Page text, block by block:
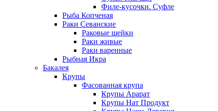
Филе-кусочки. Суфле
Рыба Копченая
Раки Севанские
Раковые шейки
Раки живые
Раки варенные
Рыбная Икра
Бакалея
Крупы
Фасованная крупа
Крупы Арарат
Крупы Нат Продукт